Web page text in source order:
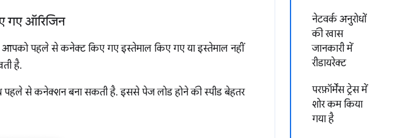
नेटवर्क अनुरोधों
की खास
जानकारी में
रीडायरेक्ट
परफ़ॉर्मेंस ट्रेस में
शोर कम किया
गया है
गए ऑरिजिन
पहले से कनेक्ट किए गए इस्तेमाल किए गए या इस्तेमाल नहीं
है.
पहले से कनेक्शन बना सकती है. इससे पेज लोड होने की स्पीड बेहतर